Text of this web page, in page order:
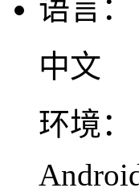
语言：
中文
环境：